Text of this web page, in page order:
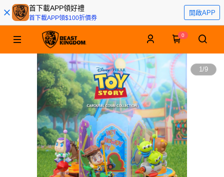
首下載APP領好禮
首下載APP領$100折價券
開啟APP
0
1/9